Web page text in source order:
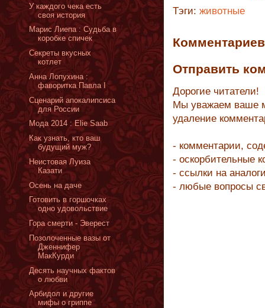
Тэги: животные
Отправить
Дорогие читатели!
Мы уважаем ваше
удаление
- комментарии,
- оскорбительные
- ссылки на
- любые вопросы
У каждого чека есть
своя история
Марис Лиепa : Судьба в
коробке спичек
Секреты вкусных
котлет
Анна Лопухина :
фаворитка Павла I
Сценарий апокалипсиса
для России
Мода 2014 : Elie Saab
Как узнать, кто ваш
будущий муж?
Неистовая Луиза
Казати
Осень на даче
Готовить в горшочках
одно удовольствие
Гора смерти - Эверест
Позолоченные вазы от
Дженнифер
МакКурди
Десять научных фактов
о любви
Арбидол и другие
мифы о гриппе